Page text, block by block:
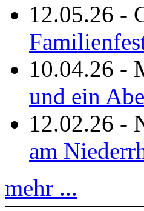
12.05.26 -
10.04.26 -
und ein
12.02.26 -
am
mehr ...